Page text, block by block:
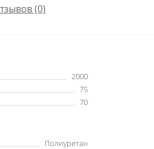
(0)
2000
75
70
Полиуретан